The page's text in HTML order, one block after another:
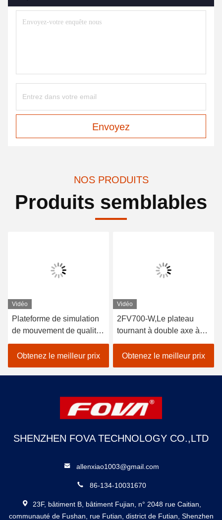
Envoyez
NOS PRODUITS
Produits semblables
Vidéo
2FV700-W,Le plateau
tournant à double axe à
température réglée est
utilisé pour les
environnements d'essai à
haute et basse
composants inertiels, les
essais de systèmes de
inertiels.Précision de
Obtenez le meilleur prix
Vidéo
2FV300-W,La plaque
tournante à double axe à
température contrôlée est
utilisée pour les
environnements d'essai à
haute et basse
composants inertiels et les
tests de systèmes de
de position angulaire0〜
Obtenez le meilleur prix
SHENZHEN FOVA TECHNOLOGY CO.,LTD
allenxiao1003@gmail.com
86-134-10031670
23F, bâtiment B, bâtiment Fujian, n° 2048 rue Caitian,
communauté de Fushan, rue Futian, district de Futian, Shenzhen